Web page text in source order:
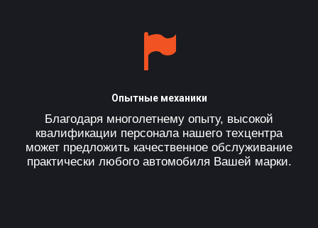
Опытные механики
Благодаря многолетнему опыту, высокой
квалификации персонала нашего техцентра
может предложить качественное обслуживание
практически любого автомобиля Вашей марки.